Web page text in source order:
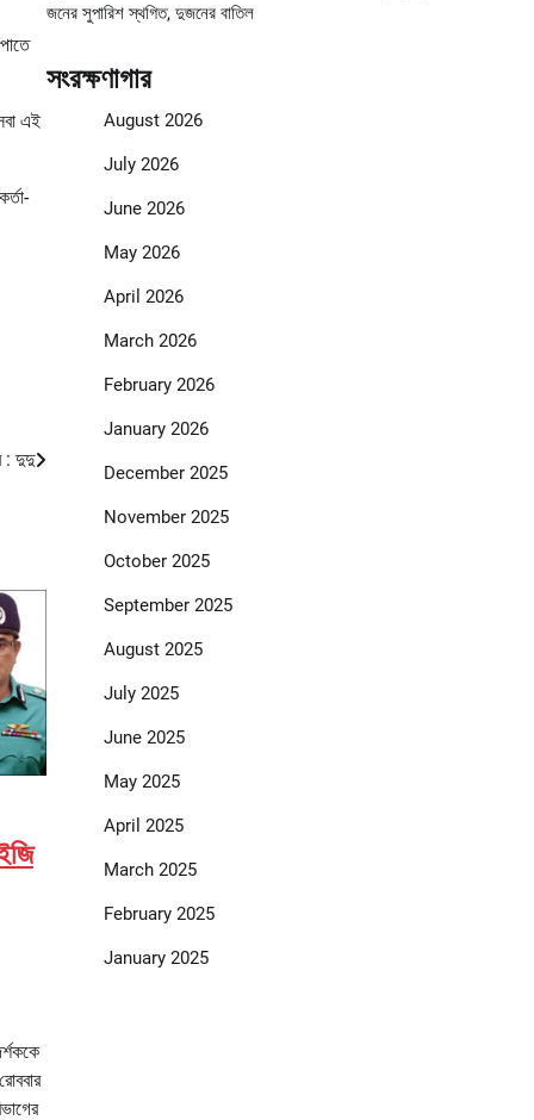
এই
: দুদু
জনের সুপারিশ স্থগিত, দুজনের বাতিল
সংরক্ষণাগার
August 2026
July 2026
June 2026
May 2026
April 2026
March 2026
February 2026
January 2026
December 2025
November 2025
October 2025
September 2025
August 2025
July 2025
June 2025
May 2025
April 2025
March 2025
February 2025
January 2025